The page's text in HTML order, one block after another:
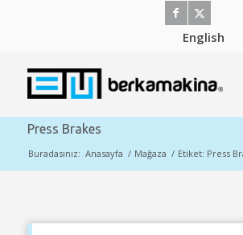
English
Press Brakes
Buradasınız: Anasayfa / Mağaza / Etiket: Press